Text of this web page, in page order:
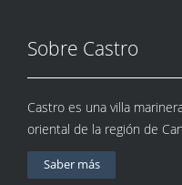
Sobre Castro
Castro es una villa
oriental de la región de
Saber más